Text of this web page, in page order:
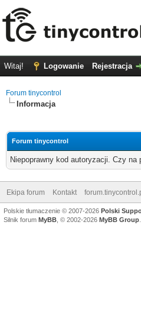
Witaj! Logowanie Rejestracja
Forum tinycontrol
Informacja
Forum tinycontrol
Niepoprawny kod autoryzacji. Czy
Ekipa forum Kontakt
Polskie tłumaczenie © 2007-2026 Polski
Silnik forum MyBB , © 2002-2026 MyBB Group